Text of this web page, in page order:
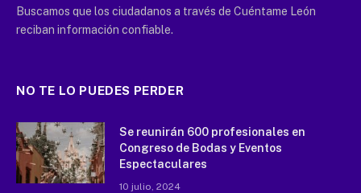
Buscamos que los ciudadanos a través de Cuéntame León
reciban información confiable.
NO TE LO PUEDES PERDER
Se reunirán 600 profesionales en
Congreso de Bodas y Eventos
Espectaculares
10 julio, 2024